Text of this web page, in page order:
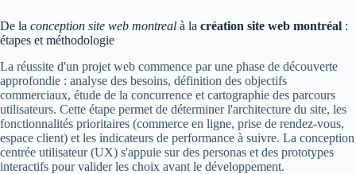
De la conception site web montreal à la création site web montréal :
étapes et méthodologie
La réussite d'un projet web commence par une phase de découverte
approfondie : analyse des besoins, définition des objectifs
commerciaux, étude de la concurrence et cartographie des parcours
utilisateurs. Cette étape permet de déterminer l'architecture du site, les
fonctionnalités prioritaires (commerce en ligne, prise de rendez-vous,
espace client) et les indicateurs de performance à suivre. La conception
centrée utilisateur (UX) s'appuie sur des personas et des prototypes
interactifs pour valider les choix avant le développement.